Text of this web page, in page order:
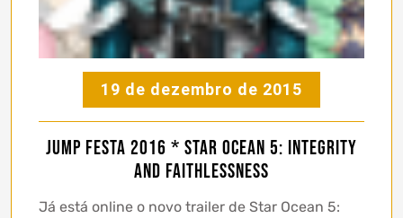
19 de dezembro de 2015
Jump Festa 2016 * Star Ocean 5: Integrity
and Faithlessness
Já está online o novo trailer de Star Ocean 5: